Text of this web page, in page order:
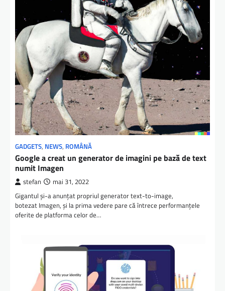
GADGETS, NEWS, ROMÂNĂ
Google a creat un generator de imagini pe bază de text
numit Imagen
stefan mai 31, 2022
Gigantul și-a anunțat propriul generator text-to-image,
botezat Imagen, și la prima vedere pare că întrece performanțele
oferite de platforma celor de…